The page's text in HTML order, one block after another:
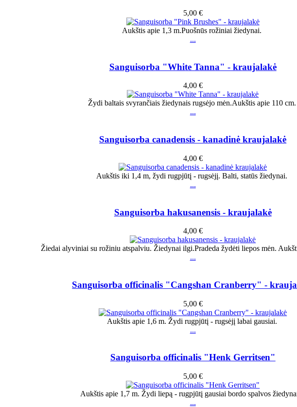
5,00 €
Aukštis apie 1,3 m.Puošnūs rožiniai žiedynai.
...
Sanguisorba "White Tanna" - kraujalakė
4,00 €
Žydi baltais svyrančiais žiedynais rugsėjo mėn.Aukštis apie 110 cm.
...
Sanguisorba canadensis - kanadinė kraujalakė
4,00 €
Aukštis iki 1,4 m, žydi rugpjūtį - rugsėjį. Balti, statūs žiedynai.
...
Sanguisorba hakusanensis - kraujalakė
4,00 €
Žiedai alyviniai su rožiniu atspalviu. Žiedynai ilgi.Pradeda žydėti liepos mėn.
...
Sanguisorba officinalis "Cangshan Cranberry" -
5,00 €
Aukštis apie 1,6 m. Žydi rugpjūtį - rugsėjį labai gausiai.
...
Sanguisorba officinalis "Henk Gerritsen"
5,00 €
Aukštis apie 1,7 m. Žydi liepą - rugpjūtį gausiai bordo spalvos
...